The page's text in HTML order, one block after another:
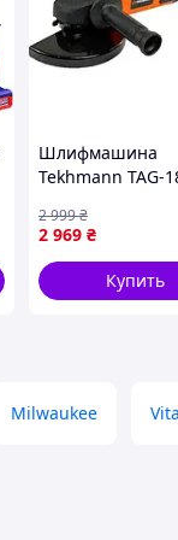
Шлифмашина
Tekhmann TAG-
2 969 ₴
2 999₴
Купить
Milwaukee